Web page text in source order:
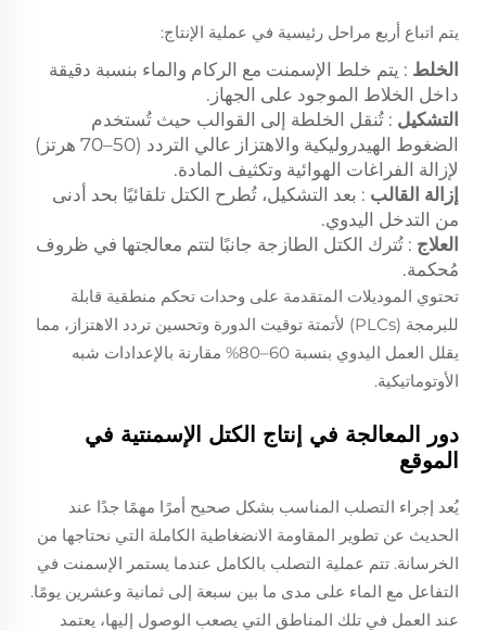
يتم اتباع أربع مراحل رئيسية في عملية الإنتاج:
الخلط : يتم خلط الإسمنت مع الركام والماء بنسبة دقيقة
داخل الخلاط الموجود على الجهاز.
التشكيل : تُنقل الخلطة إلى القوالب حيث تُستخدم
الضغوط الهيدروليكية والاهتزاز عالي التردد (50–70 هرتز)
لإزالة الفراغات الهوائية وتكثيف المادة.
إزالة القالب : بعد التشكيل، تُطرح الكتل تلقائيًا بحد أدنى
من التدخل اليدوي.
العلاج : تُترك الكتل الطازجة جانبًا لتتم معالجتها في ظروف
مُحكمة.
تحتوي الموديلات المتقدمة على وحدات تحكم منطقية قابلة
للبرمجة (PLCs) لأتمتة توقيت الدورة وتحسين تردد الاهتزاز، مما
يقلل العمل اليدوي بنسبة 60–80% مقارنة بالإعدادات شبه
الأوتوماتيكية.
دور المعالجة في إنتاج الكتل الإسمنتية في
الموقع
يُعد إجراء التصلب المناسب بشكل صحيح أمرًا مهمًا جدًا عند
الحديث عن تطوير المقاومة الانضغاطية الكاملة التي نحتاجها من
الخرسانة. تتم عملية التصلب بالكامل عندما يستمر الإسمنت في
التفاعل مع الماء على مدى ما بين سبعة إلى ثمانية وعشرين يومًا.
عند العمل في تلك المناطق التي يصعب الوصول إليها، يعتمد